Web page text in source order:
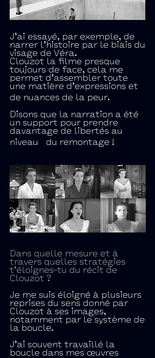
J’ai essayé, par exemple, de
narrer l’histoire par le biais du
visage de Véra.
Clouzot la filme presque
toujours de face, cela me
permet d’assembler toute
une matière d’expressions et
de nuances de la peur.
Disons que la narration a été
un support pour prendre
davantage de libertés au
niveau du remontage !
Dans quelle mesure et à
travers quelles stratégies
t’éloignes-tu du récit de
Clouzot ?
Je me suis éloigné à plusieurs
reprises du sens donné par
Clouzot à ses images,
notamment par le système de
la boucle.
J’ai souvent travaillé la
boucle dans mes œuvres